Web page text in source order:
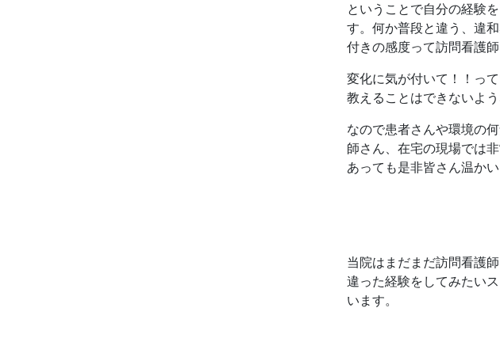
ということで自分の経験
す。何か普段と違う、違
付きの感度って訪問看護
変化に気が付いて！！っ
教えることはできないよう
なので患者さんや環境の
師さん、在宅の現場では
あっても是非皆さん温か
当院はまだまだ訪問看護
違った経験をしてみたい
います。